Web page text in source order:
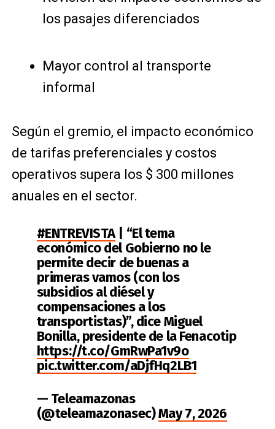
los pasajes diferenciados
Mayor control al transporte
informal
Según el gremio, el impacto económico
de tarifas preferenciales y costos
operativos supera los $ 300 millones
anuales en el sector.
#ENTREVISTA| “El tema
económico del Gobierno no le
permite decir de buenas a
primeras vamos (con los
subsidios al diésel y
compensaciones a los
transportistas)”, dice Miguel
Bonilla, presidente de la Fenacotip
https://t.co/GmRwPa1v9o
pic.twitter.com/aDjfHq2LB1
— Teleamazonas
(@teleamazonasec)May 7, 2026